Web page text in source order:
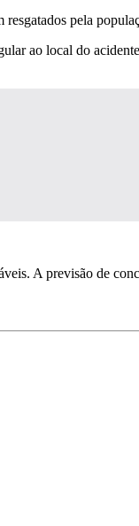
resgatados pela
ao local do
A previsão de